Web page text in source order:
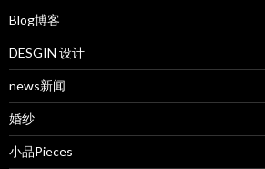
Blog博客
DESGIN 设计
news新闻
婚纱
小品Pieces